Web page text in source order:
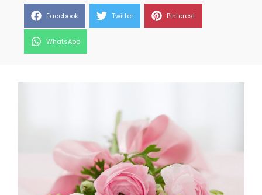
Share
on
Facebook Share
on
Twitter Share
on
Pinterest
Share
on
WhatsApp